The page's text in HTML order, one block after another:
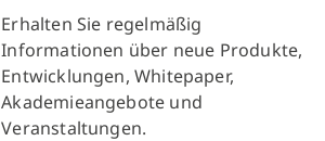
Erhalten Sie regelmäßig
Informationen über neue Produkte,
Entwicklungen, Whitepaper,
Akademieangebote und
Veranstaltungen.